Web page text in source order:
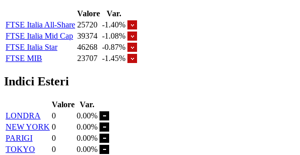
Valore
Var.
FTSE Italia All-Share 25720 -1.40%
FTSE Italia Mid Cap 39374 -1.08%
FTSE Italia Star
46268 -0.87%
FTSE MIB
23707 -1.45%
Indici Esteri
Valore Var.
LONDRA
0
0.00%
NEW YORK 0
0.00%
PARIGI
0
0.00%
TOKYO
0
0.00%